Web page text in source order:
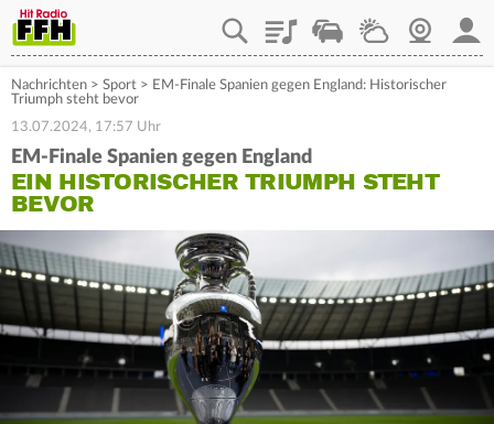
PlaylistStaupilotWetterWebcam
Nachrichten > Sport > EM-Finale Spanien gegen England: Historischer
Triumph steht bevor
13.07.2024, 17:57 Uhr
EM-Finale Spanien gegen England
EIN HISTORISCHER TRIUMPH STEHT
BEVOR